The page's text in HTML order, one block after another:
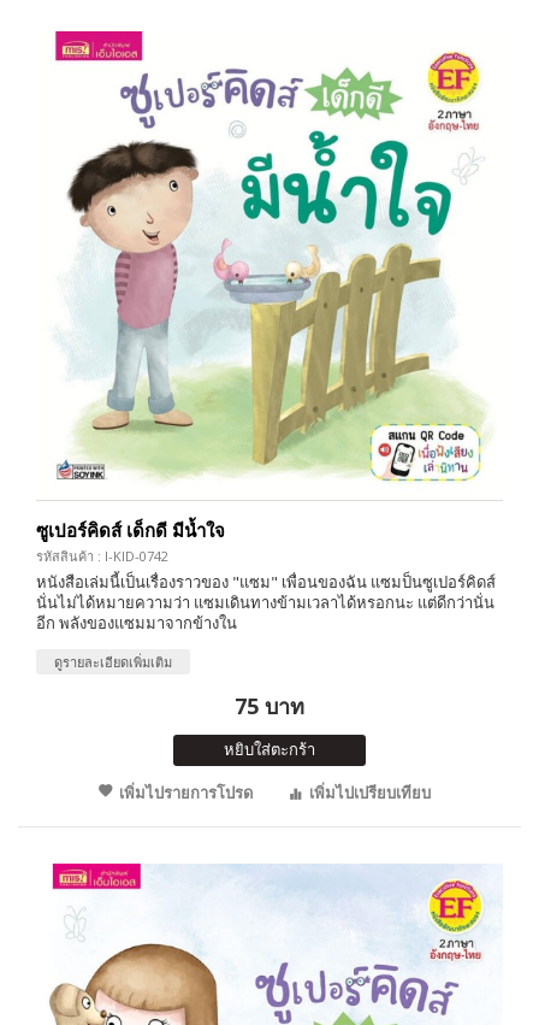
ซูเปอร์คิดส์ เด็กดี มีน้ำใจ
รหัสสินค้า : I-KID-0742
หนังสือเล่มนี้เป็นเรื่องราวของ "แซม" เพื่อนของฉัน แซมป็นซูเปอร์คิดส์
นั่นไม่ได้หมายความว่า แซมเดินทางข้ามเวลาได้หรอกนะ แต่ดีกว่านั่น
อีก พลังของแซมมาจากข้างใน
ดูรายละเอียดเพิ่มเติม
75 บาท
หยิบใส่ตะกร้า
เพิ่มไปรายการโปรด
เพิ่มไปเปรียบเทียบ